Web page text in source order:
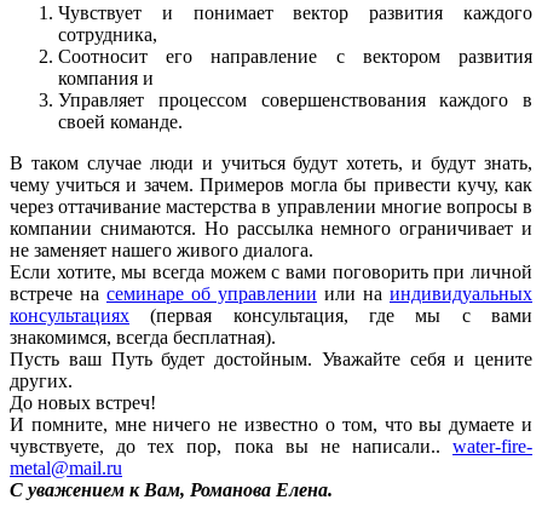
Чувствует и понимает вектор развития каждого
сотрудника,
Соотносит его направление с вектором развития
компания и
Управляет процессом совершенствования каждого в
своей команде.
В таком случае люди и учиться будут хотеть, и будут знать,
чему учиться и зачем. Примеров могла бы привести кучу, как
через оттачивание мастерства в управлении многие вопросы в
компании снимаются. Но рассылка немного ограничивает и
не заменяет нашего живого диалога.
Если хотите, мы всегда можем с вами поговорить при личной
встрече на семинаре об управлении или на индивидуальных
консультациях (первая консультация, где мы с вами
знакомимся, всегда бесплатная).
Пусть ваш Путь будет достойным. Уважайте себя и цените
других.
До новых встреч!
И помните, мне ничего не известно о том, что вы думаете и
чувствуете, до тех пор, пока вы не написали.. water-fire-
metal@mail.ru
С уважением к Вам, Романова Елена.